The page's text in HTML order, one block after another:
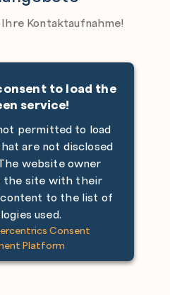
Kontaktaufnahme!
to load the
service!
permitted to load
are not disclosed
website owner
the site with their
to the list of
used.
Consent
Platform